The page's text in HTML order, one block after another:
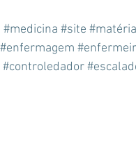
#medicina #site
#enfermagem
#controledador